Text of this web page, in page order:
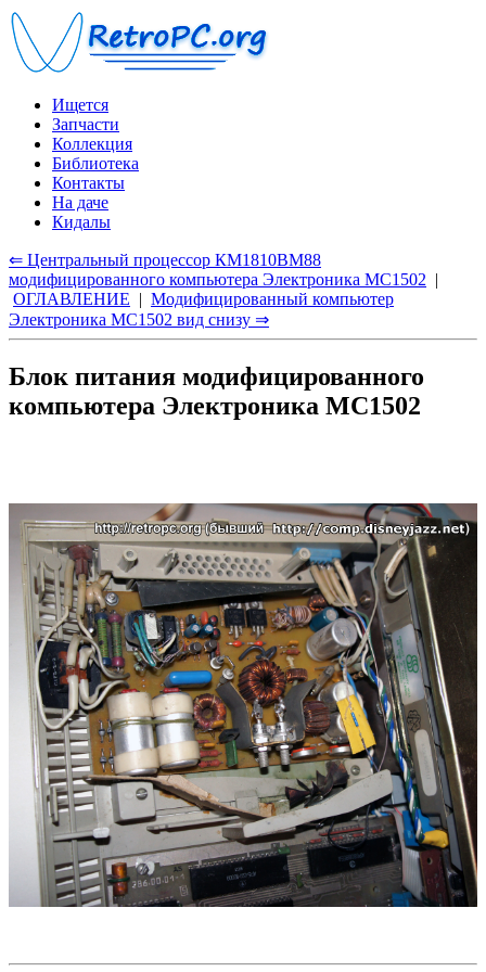
Ищется
Запчасти
Коллекция
Библиотека
Контакты
На даче
Кидалы
⇐ Центральный процессор КМ1810ВМ88
модифицированного компьютера Электроника МС1502 |
ОГЛАВЛЕНИЕ | Модифицированный компьютер
Электроника МС1502 вид снизу ⇒
Блок питания модифицированного
компьютера Электроника МС1502